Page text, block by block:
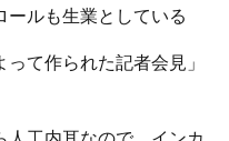
ールも生業としている
て作られた記者会見」